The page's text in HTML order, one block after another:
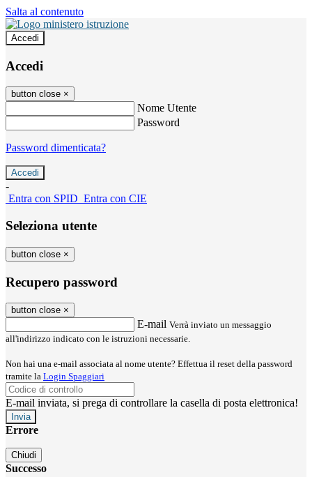
Salta al contenuto
Accedi
Accedi
button close ×
Nome Utente
Password
Password dimenticata?
-
Entra con SPID Entra con CIE
Seleziona utente
button close ×
Recupero password
button close ×
E-mail Verrà inviato un messaggio
all'indirizzo indicato con le istruzioni necessarie.
Non hai una e-mail associata al nome utente? Effettua il reset della password
tramite la Login Spaggiari
E-mail inviata, si prega di controllare la casella di posta elettronica!
Errore
Chiudi
Successo